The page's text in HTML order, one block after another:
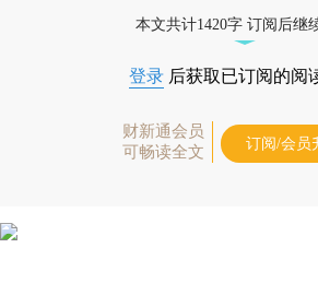
本文共计1420字 订阅后继
登录 后获取已订阅的阅
财新通会员
可畅读全文
订阅/会员